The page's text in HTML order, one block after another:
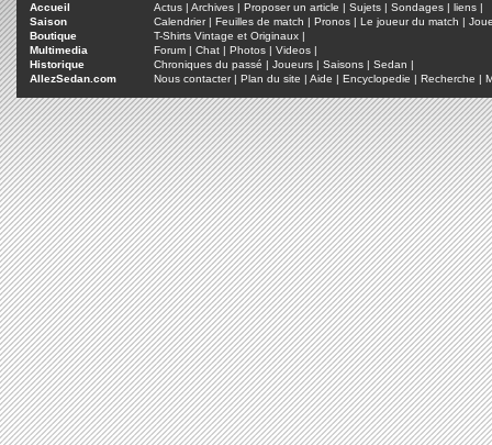
Accueil Actus | Archives | Proposer un article | Sujets | Sondages | liens |
Saison
Calendrier| Feuilles de match | Pronos | Le joueur du match |
Boutique
T-Shirts Vintage et Originaux |
Multimedia
Forum | Chat | Photos | Videos |
Historique
Chroniques du passé | Joueurs | Saisons | Sedan |
AllezSedan.com
Nous contacter| Plan du site | Aide | Encyclopedie | Recherche |